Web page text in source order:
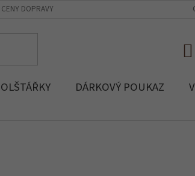
CENY DOPRAVY
DÁRKOVÝ POUKAZ